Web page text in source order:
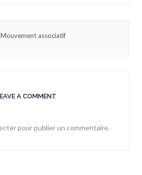
Mouvement associatif
A COMMENT
pour publier un commentaire.